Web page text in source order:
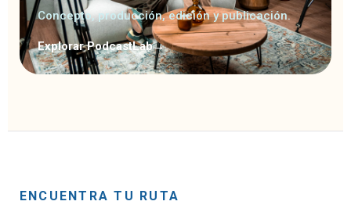
Concepto, producción, edición y publicación.
Explorar PodcastLab→
ENCUENTRA TU RUTA